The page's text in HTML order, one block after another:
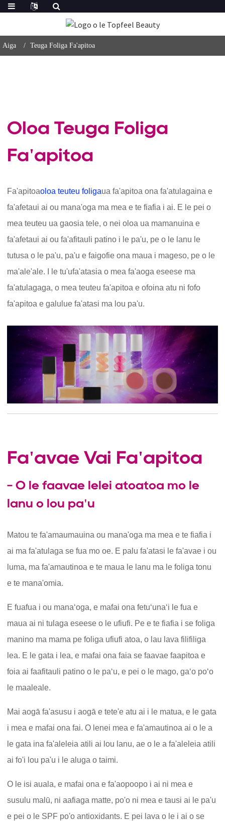
Aiga Teuga Foliga Fa'apitoa
Oloa Teuga Foliga
Fa'apitoa
Fa'apitoaoloa teuteu foligaua fa'apitoa ona fa'atulagaina e
fa'afetaui ai ou mana'oga ma mea e te fiafia i ai. E le pei o
mea teuteu ua gaosia tele, o nei oloa ua mamanuina e
fa'afetaui ai ou fa'afitauli patino i le pa'u, pe o le lanu le
tutusa o le pa'u, pa'u e faigofie ona maua i mageso, pe o le
ma'ale'ale. I le tu'ufa'atasia o mea fa'aoga eseese ma
fa'atulagaga, o mea teuteu fa'apitoa e ofoina atu ni fofo
fa'apitoa e galulue fa'atasi ma lou pa'u.
Fa'avae Vai Fa'apitoa
- O le faavae lelei atoatoa mo le
lanu o lou pa'u
Matou te fa'amaumauina ou mana'oga ma mea e te fiafia i
ai ma fa'atulaga se fua mo oe. E palu fa'atasi le fa'avae i ou
luma, ma fa'amautinoa e te maua le lanu ma le foliga tonu
e te mana'omia.
E fuafua i ou manaʻoga, e mafai ona fetuʻunaʻi le fua e
maua ai ni tulaga eseese o le ufiufi. Pe e te fiafia i se foliga
manino ma mama pe foliga ufiufi atoa, o lau lava filifiliga
lea. E le gata i lea, e mafai ona faia se faavae faapitoa e
foia ai faafitauli patino o le paʻu, e pei o le mago, gaʻo poʻo
le maaleale.
Mai aogā fa'asusu i aogā e tete'e atu ai i le matua, e le gata
i mea e mafai ona fai. O lenei mea e fa'amautinoa ai o le a
le gata ina fa'aleleia atili ai lou lanu, ae o le a fa'aleleia atili
ai fo'i lou pa'u i le aluga o taimi.
O le isi auala, e mafai ona e fa'aopoopo i ai ni mea e
susulu malū, ni aafiaga matte, po'o ni mea e tausi ai le pa'u
e pei o le SPF po'o antioxidants. E pei lava o le i ai o se